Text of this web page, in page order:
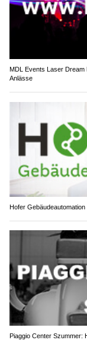
MDL Events Laser
Anlässe
Hofer
Piaggio Center Szummer: